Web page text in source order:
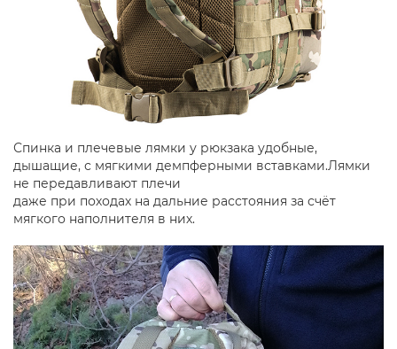
Спинка и плечевые лямки у рюкзака удобные,
дышащие, с мягкими демпферными вставками.Лямки
не передавливают плечи
даже при походах на дальние расстояния за счёт
мягкого наполнителя в них.